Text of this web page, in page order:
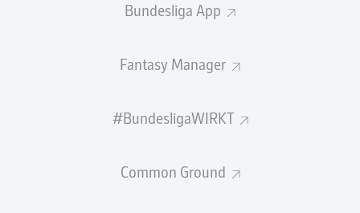
Bundesliga App
Fantasy Manager
#BundesligaWIRKT
Common Ground